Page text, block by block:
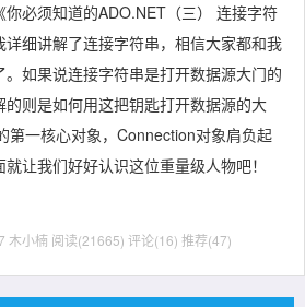
必须知道的ADO.NET（三） 连接字符
细讲解了连接字符串，相信大家都和我
如果说连接字符串是打开数据源大门的
则是如何用这把钥匙打开数据源的大
第一核心对象，Connection对象肩负起
让我们好好认识这位重量级人物吧！
木小楠 阅读(21665) 评论(16) 推荐(47)